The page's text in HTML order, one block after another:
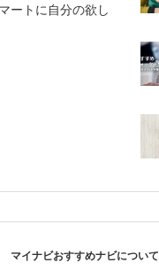
ートに自分の欲し
マイナビおすすめナビについて